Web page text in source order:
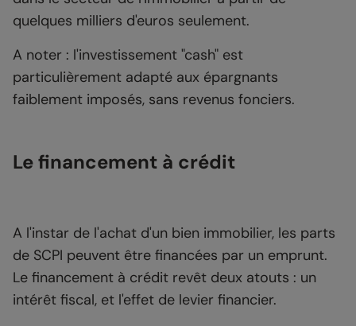
quelques milliers d'euros seulement.
A noter : l'investissement "cash" est
particulièrement adapté aux épargnants
faiblement imposés, sans revenus fonciers.
Le financement à crédit
A l'instar de l'achat d'un bien immobilier, les parts
de SCPI peuvent être financées par un emprunt.
Le financement à crédit revêt deux atouts : un
intérêt fiscal, et l'effet de levier financier.